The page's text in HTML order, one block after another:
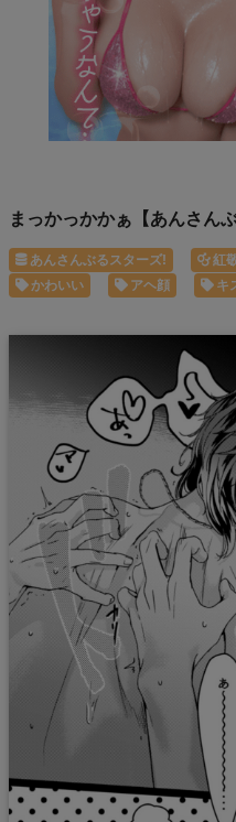
まっかっかかぁ【あんさん
あんさんぶるスターズ! 紅
かわいい
アヘ顔 キ